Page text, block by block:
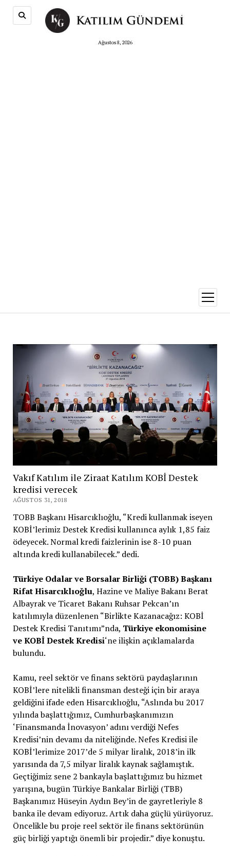
Ağustos 8, 2026
aç
Vakıf Katılım ile Ziraat Katılım KOBİ Destek
kredisi verecek
AĞUSTOS 31, 2018
TOBB Başkanı Hisarcıklıoğlu, “Kredi kullanmak iseyen
KOBİ’lerimiz Destek Kredisi kullanınca aylık 1,85 faiz
ödeyecek. Normal kredi faizlerinin ise 8-10 puan
altında kredi kullanabilecek.” dedi.
Türkiye Odalar ve Borsalar Birliği (TOBB) Başkanı
Rifat Hisarcıklıoğlu, Hazine ve Maliye Bakanı Berat
Albayrak ve Ticaret Bakanı Ruhsar Pekcan’ın
katılımıyla düzenlenen “Birlikte Kazanacağız: KOBİ
Destek Kredisi Tanıtımı”nda, Türkiye ekonomisine
ve KOBİ Destek Kredisi‘ne ilişkin açıklamalarda
bulundu.
Kamu, reel sektör ve finans sektörü paydaşlarının
KOBİ’lere nitelikli finansman desteği için bir araya
geldiğini ifade eden Hisarcıklıoğlu, “Aslında bu 2017
yılında başlattığımız, Cumhurbaşkanımızın
‘Finansmanda İnovasyon’ adını verdiği Nefes
Kredisi’nin devamı da niteliğinde. Nefes Kredisi ile
KOBİ’lerimize 2017’de 5 milyar liralık, 2018’in ilk
yarısında da 7,5 milyar liralık kaynak sağlamıştık.
Geçtiğimiz sene 2 bankayla başlattığımız bu hizmet
yarışına, bugün Türkiye Bankalar Birliği (TBB)
Başkanımız Hüseyin Aydın Bey’in de gayretleriyle 8
banka ile devam ediyoruz. Artık daha güçlü yürüyoruz.
Öncelikle bu proje reel sektör ile finans sektörünün
güç birliği yaptığı önemli bir projedir.” diye konuştu.